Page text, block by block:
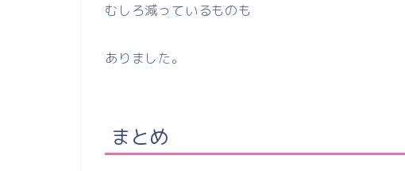
むしろ減っているものも
ありました。
まとめ